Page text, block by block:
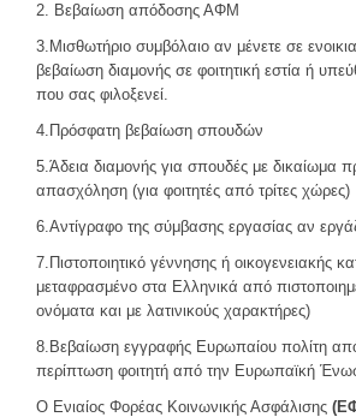
2. Βεβαίωση απόδοσης ΑΦΜ
3.Μισθωτήριο συμβόλαιο αν μένετε σε
βεβαίωση διαμονής σε φοιτητική εστία ή
που σας φιλοξενεί.
4.Πρόσφατη βεβαίωση σπουδών
5.Άδεια διαμονής για σπουδές με δικαίωμα
απασχόληση (για φοιτητές από τρίτες χώρες)
6.Aντίγραφο της σύμβασης εργασίας αν
7.Πιστοποιητικό γέννησης ή οικογενειακής
μεταφρασμένο στα Ελληνικά από
ονόματα και με λατινικούς χαρακτήρες)
8.Bεβαίωση εγγραφής Ευρωπαίου πολίτη
περίπτωση φοιτητή από την Ευρωπαϊκή
Ο Ενιαίος Φορέας Κοινωνικής Ασφάλισης